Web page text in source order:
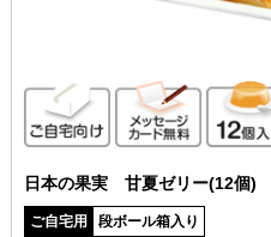
ご自宅向けメッセ
日本の果実 甘夏ゼリー(12個)
ご自宅用 段ボール箱入り